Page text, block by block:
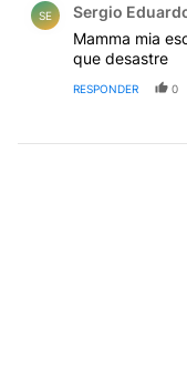
SE Sergio
Mamma mia
que desastre
RESPONDER 0